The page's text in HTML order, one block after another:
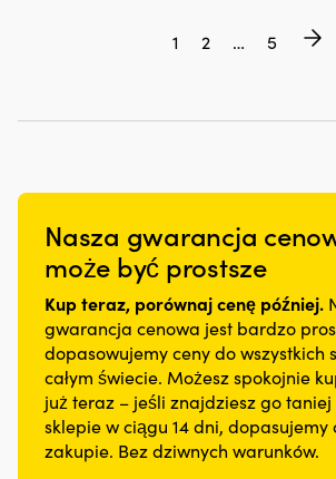
produktu
1 2 … 5
Nasza gwarancja
może być prostsze
Kup teraz, porównaj cenę później.
gwarancja cenowa jest bardzo
dopasowujemy ceny do wszystkich
całym świecie. Możesz spokojnie
już teraz – jeśli znajdziesz go taniej
sklepie w ciągu 14 dni, dopasujemy
zakupie. Bez dziwnych warunków.